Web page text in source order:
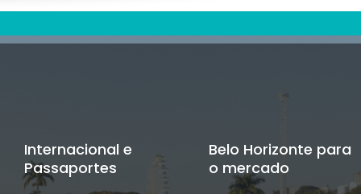
Internacional e
Passaportes
Belo Horizonte para
o mercado